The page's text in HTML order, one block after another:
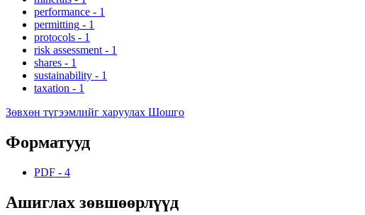
performance - 1
permitting - 1
protocols - 1
risk assessment - 1
shares - 1
sustainability - 1
taxation - 1
Зөвхөн түгээмлийг харуулах Шошго
Форматууд
PDF - 4
Ашиглах зөвшөөрлүүд